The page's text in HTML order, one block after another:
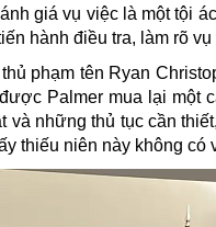
giá vụ việc là một tội
hành điều tra, làm rõ vụ
phạm tên Ryan
Palmer mua lại một
và những thủ tục cần
thiếu niên này không